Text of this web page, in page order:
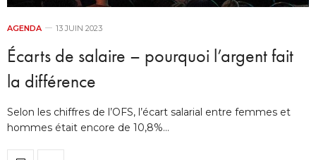
AGENDA 13 JUIN 2023
Écarts de salaire – pourquoi l’argent fait
la différence
Selon les chiffres de l’OFS, l’écart salarial entre femmes et
hommes était encore de 10,8%…